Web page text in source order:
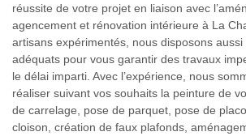
réussite de votre projet en liaison avec
agencement et rénovation intérieure à La
artisans expérimentés, nous disposons aussi
adéquats pour vous garantir des travaux
le délai imparti. Avec l’expérience, nous
réaliser suivant vos souhaits la peinture de
de carrelage, pose de parquet, pose de
cloison, création de faux plafonds,